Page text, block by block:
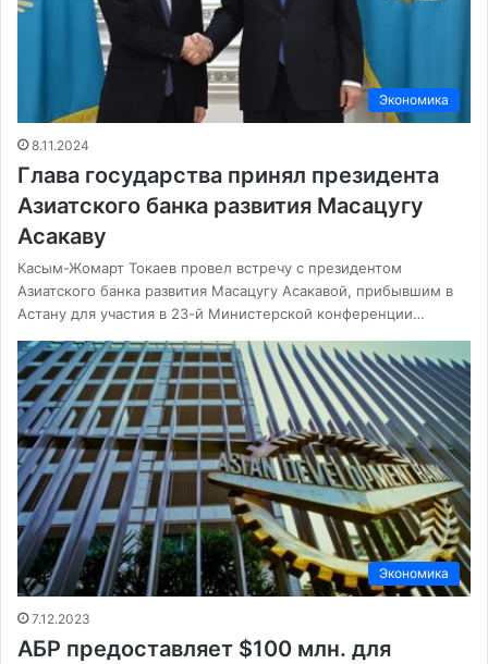
Экономика
8.11.2024
Глава государства принял президента
Азиатского банка развития Масацугу
Асакаву
Касым-Жомарт Токаев провел встречу с президентом
Азиатского банка развития Масацугу Асакавой, прибывшим в
Астану для участия в 23-й Министерской конференции…
Экономика
7.12.2023
АБР предоставляет $100 млн. для